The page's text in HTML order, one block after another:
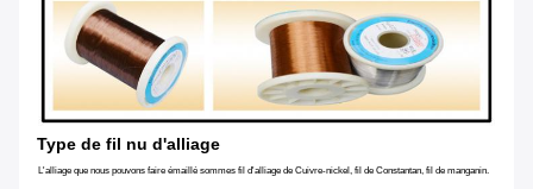
Type de fil nu d'alliage
L'alliage que nous pouvons faire émaillé sommes fil d'alliage de Cuivre-nickel, fil de Constantan, fil de manganin.